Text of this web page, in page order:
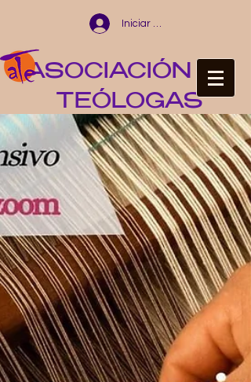
Iniciar sesión
ASOCIACIÓN DE
TEÓLOGAS
ESPAÑOLAS